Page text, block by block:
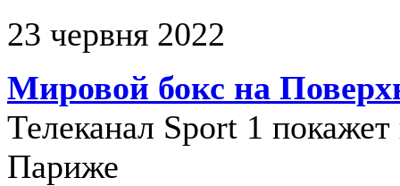
23 червня 2022
Мировой бокс на
Телеканал Sport 1 покажет
Париже